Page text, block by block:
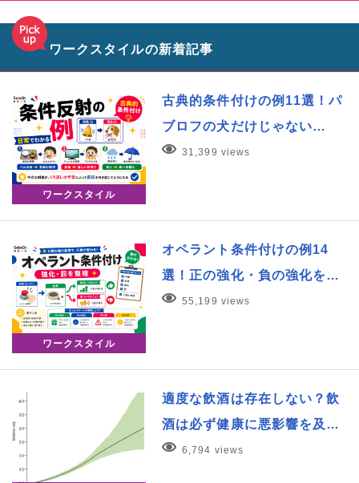
ワークスタイルの新着記事
ワークスタイル
古典的条件付けの例11選！パ
ブロフの犬だけじゃない…
31,399 views
ワークスタイル
オペラント条件付けの例14
選！正の強化・負の強化を…
55,199 views
適度な飲酒は存在しない？飲
酒は必ず健康に悪影響を及…
6,794 views